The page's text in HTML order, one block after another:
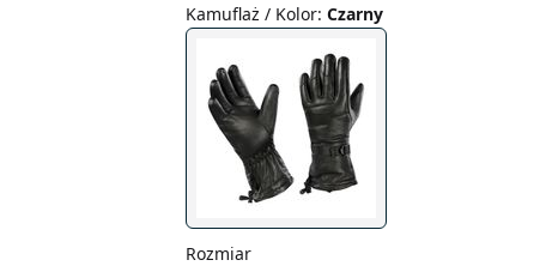
Kamuflaż / Kolor: Czarny
Rozmiar